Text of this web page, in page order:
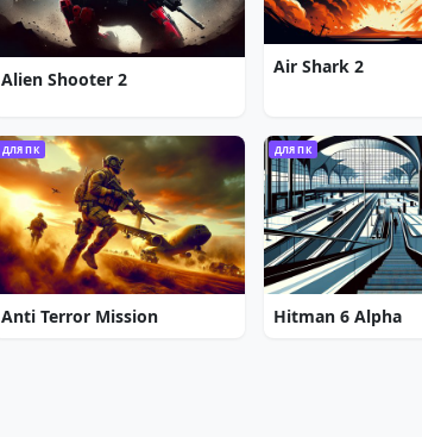
Alien Shooter 2
Air Shark 2
ДЛЯ ПК
Anti Terror Mission
ДЛЯ ПК
Hitman 6 Alpha